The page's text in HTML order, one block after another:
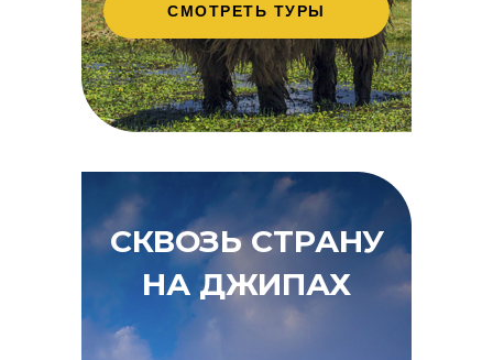
СМОТРЕТЬ ТУРЫ
СКВОЗЬ СТРАНУ
НА ДЖИПАХ